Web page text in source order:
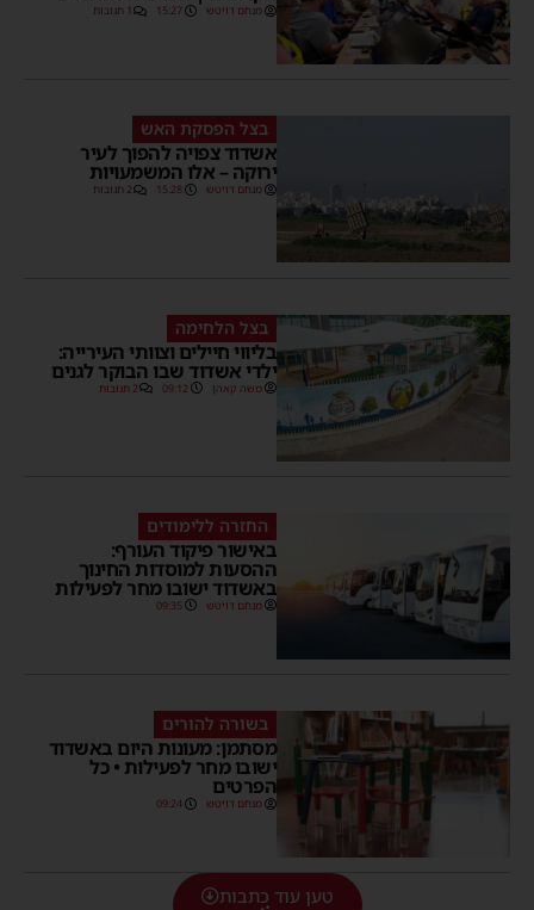
מנחם דויטש 15:27 1 תגובות
בצל הפסקת האש
אשדוד צפויה להפוך לעיר
ירוקה – אלו המשמעויות
מנחם דויטש 15:28 2 תגובות
בצל הלחימה
בליווי חיילים וצוותי העירייה:
ילדי אשדוד שבו הבוקר לגנים
משה קאהן 09:12 2 תגובות
החזרה ללימודים
באישור פיקוד העורף:
ההסעות למוסדות החינוך
באשדוד ישובו מחר לפעילות
מנחם דויטש 09:35
בשורה להורים
מסתמן: מעונות היום באשדוד
ישובו מחר לפעילות • כל
הפרטים
מנחם דויטש 09:24
טען עוד כתבות